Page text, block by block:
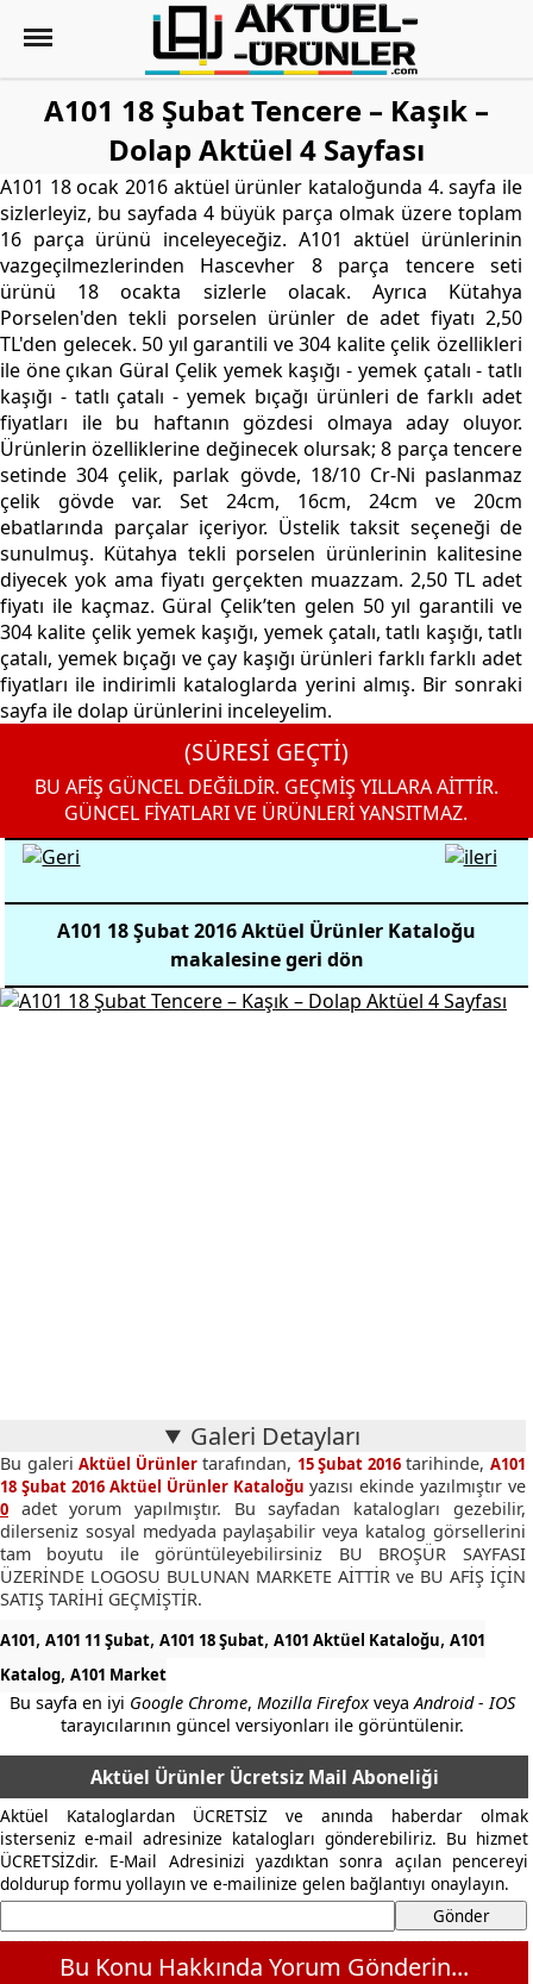
A101 18 Şubat Tencere – Kaşık –
Dolap Aktüel 4 Sayfası
A101 18 ocak 2016 aktüel ürünler kataloğunda 4. sayfa ile
sizlerleyiz, bu sayfada 4 büyük parça olmak üzere toplam
16 parça ürünü inceleyeceğiz. A101 aktüel ürünlerinin
vazgeçilmezlerinden Hascevher 8 parça tencere seti
ürünü 18 ocakta sizlerle olacak. Ayrıca Kütahya
Porselen'den tekli porselen ürünler de adet fiyatı 2,50
TL'den gelecek. 50 yıl garantili ve 304 kalite çelik özellikleri
ile öne çıkan Güral Çelik yemek kaşığı - yemek çatalı - tatlı
kaşığı - tatlı çatalı - yemek bıçağı ürünleri de farklı adet
fiyatları ile bu haftanın gözdesi olmaya aday oluyor.
Ürünlerin özelliklerine değinecek olursak; 8 parça tencere
setinde 304 çelik, parlak gövde, 18/10 Cr-Ni paslanmaz
çelik gövde var. Set 24cm, 16cm, 24cm ve 20cm
ebatlarında parçalar içeriyor. Üstelik taksit seçeneği de
sunulmuş. Kütahya tekli porselen ürünlerinin kalitesine
diyecek yok ama fiyatı gerçekten muazzam. 2,50 TL adet
fiyatı ile kaçmaz. Güral Çelik’ten gelen 50 yıl garantili ve
304 kalite çelik yemek kaşığı, yemek çatalı, tatlı kaşığı, tatlı
çatalı, yemek bıçağı ve çay kaşığı ürünleri farklı farklı adet
fiyatları ile indirimli kataloglarda yerini almış. Bir sonraki
sayfa ile dolap ürünlerini inceleyelim.
(SÜRESİ GEÇTİ)
BU AFİŞ GÜNCEL DEĞİLDİR. GEÇMİŞ YILLARA AİTTİR.
GÜNCEL FİYATLARI VE ÜRÜNLERİ YANSITMAZ.
A101 18 Şubat 2016 Aktüel Ürünler Kataloğu
makalesine geri dön
Galeri Detayları
Bu galeriAktüel Ürünlertarafından, 15 Şubat 2016tarihinde, A101
18 Şubat 2016 Aktüel Ürünler Kataloğu yazısı ekinde yazılmıştır ve
0 adet yorum yapılmıştır. Bu sayfadan katalogları gezebilir,
dilerseniz sosyal medyada paylaşabilir veya katalog görsellerini
tam boyutu ile görüntüleyebilirsiniz BU BROŞÜR SAYFASI
ÜZERİNDE LOGOSU BULUNAN MARKETE AİTTİR ve BU AFİŞ İÇİN
SATIŞ TARİHİ GEÇMİŞTİR.
A101, A101 11 Şubat, A101 18 Şubat, A101 Aktüel Kataloğu, A101
Katalog, A101 Market
Bu sayfa en iyi Google Chrome,Mozilla Firefox veyaAndroid - IOS
tarayıcılarının güncel versiyonları ile görüntülenir.
Aktüel Ürünler Ücretsiz Mail Aboneliği
Aktüel Kataloglardan ÜCRETSİZ ve anında haberdar olmak
isterseniz e-mail adresinize katalogları gönderebiliriz. Bu hizmet
ÜCRETSİZdir. E-Mail Adresinizi yazdıktan sonra açılan pencereyi
doldurup formu yollayın ve e-mailinize gelen bağlantıyı onaylayın.
Bu Konu Hakkında Yorum Gönderin...